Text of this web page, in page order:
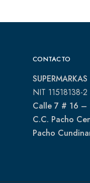
CONTACTO
SUPERMARKAS
NIT 11518138-2
Calle 7 # 16 –
C.C. Pacho
Pacho